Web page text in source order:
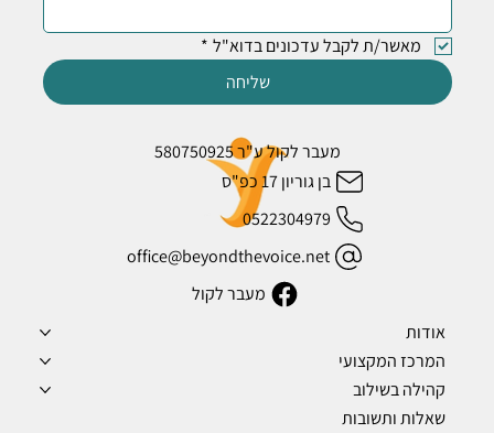
מעבר לקול ע"ר 580750925
בן גוריון 17 כפ"ס
0522304979
office@beyondthevoice.net
מעבר לקול
אודות
המרכז המקצועי
קהילה בשילוב
שאלות ותשובות
מאשר/ת לקבל עדכונים בדוא"ל *
שליחה